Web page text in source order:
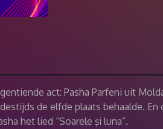
act: Pasha Parfeni uit
de elfde plaats behaalde.
het lied “Soarele şi luna”.